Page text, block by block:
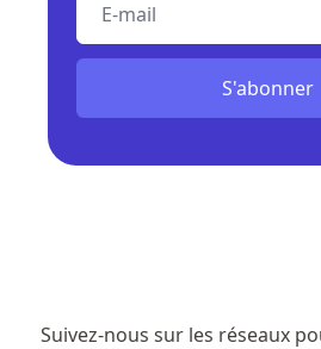
S'abonner
Suivez-nous sur les réseaux